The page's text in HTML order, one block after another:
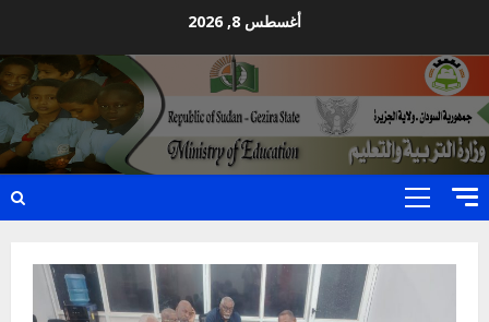
content
أغسطس 8, 2026
Primary